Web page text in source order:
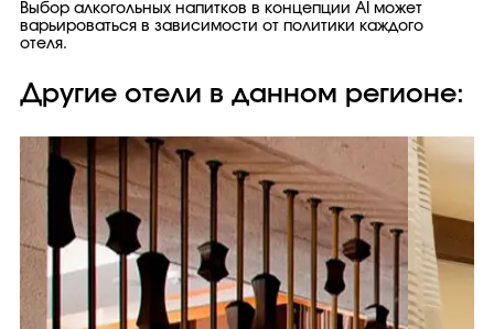
Выбор алкогольных напитков в концепции AI может
варьироваться в зависимости от политики каждого
отеля.
Другие отели в данном регионе: